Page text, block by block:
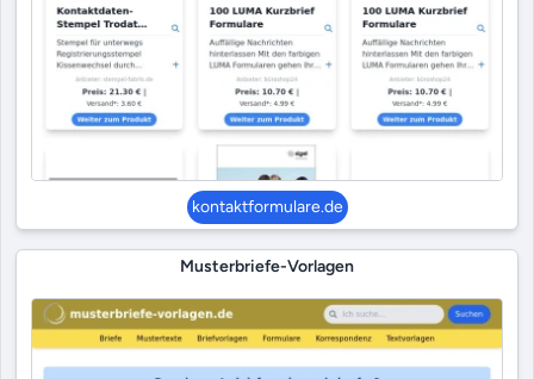
kontaktformulare.de
Musterbriefe-Vorlagen